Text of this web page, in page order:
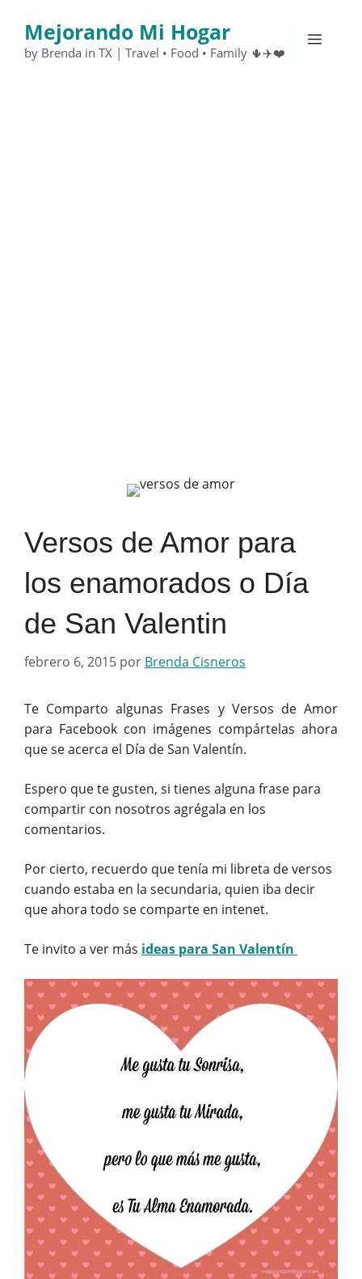
contenido
Mejorando Mi Hogar
by Brenda in TX | Travel • Food • Family 🌵✈️❤️
Menú
Versos de Amor para
los enamorados o Día
de San Valentin
febrero 6, 2015 por Brenda Cisneros
Te Comparto algunas Frases y Versos de Amor
para Facebook con imágenes compártelas ahora
que se acerca el Día de San Valentín.
Espero que te gusten, si tienes alguna frase para
compartir con nosotros agrégala en los
comentarios.
Por cierto, recuerdo que tenía mi libreta de versos
cuando estaba en la secundaria, quien iba decir
que ahora todo se comparte en intenet.
Te invito a ver más ideas para San Valentín